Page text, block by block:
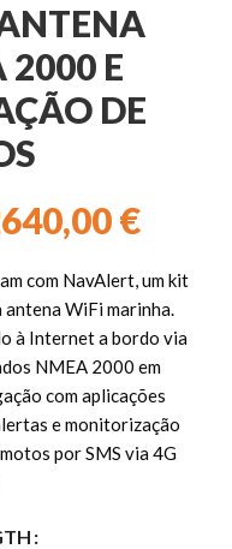
E
DE
€
com NavAlert, um kit
antena WiFi marinha.
à Internet a bordo via
NMEA 2000 em
com aplicações
e monitorização
por SMS via 4G